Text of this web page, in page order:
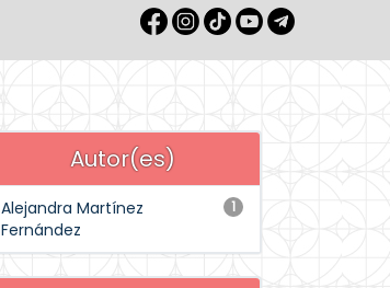
Autor(es)
1
Alejandra Martínez
Fernández